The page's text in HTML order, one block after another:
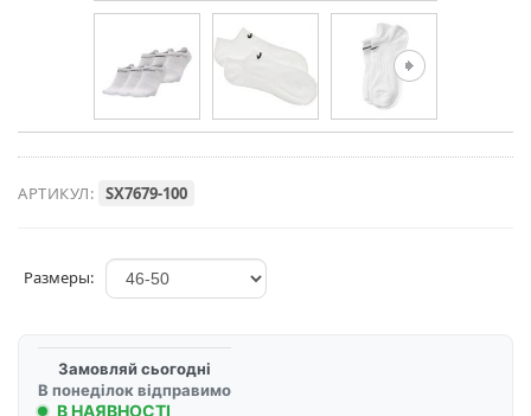
АРТИКУЛ: SX7679-100
Размеры:
Замовляй сьогодні
В понеділок відправимо
В НАЯВНОСТІ